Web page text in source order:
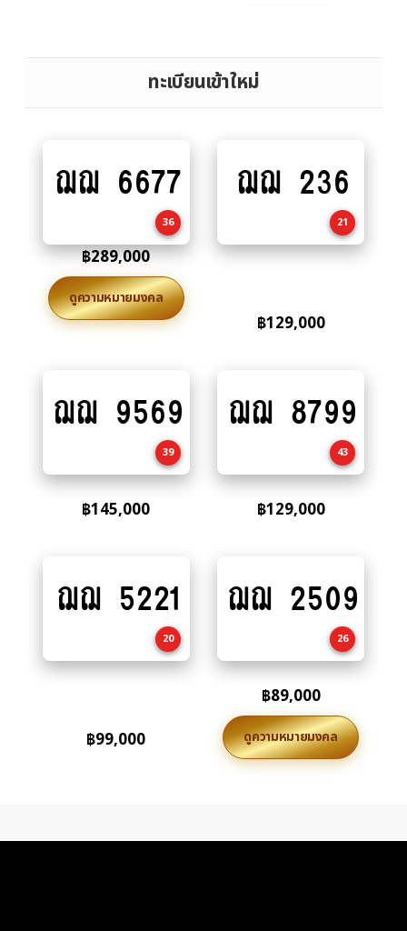
ทะเบียนเข้าใหม่
to
ฌฌ 6677
36
฿289,000
ดูความหมายมงคล
to
ฌฌ 236
21
฿129,000
to
ฌฌ 9569
39
฿145,000
to
ฌฌ 8799
43
฿129,000
to
ฌฌ 5221
20
฿99,000
to
ฌฌ 2509
26
฿89,000
ดูความหมายมงคล